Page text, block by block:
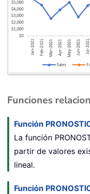
Funciones
Función
La función
partir de valores
lineal.
Función